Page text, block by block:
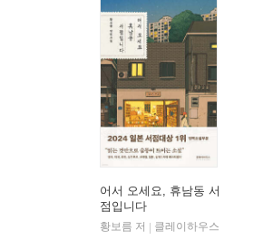
어서 오세요, 휴남동 서
점입니다
황보름 저
클레이하우스